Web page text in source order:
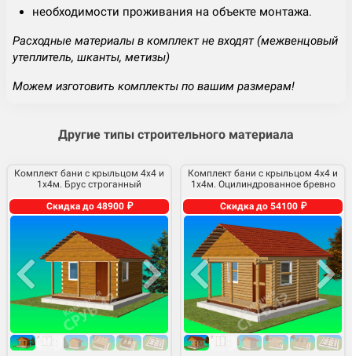
необходимости проживания на объекте монтажа.
Расходные материалы в комплект не входят (межвенцовый
утеплитель, шканты, метизы)
Можем изготовить комплекты по вашим размерам!
Другие типы строительного материала
Комплект бани с крыльцом 4х4 и
1х4м. Брус строганный
Скидка до 48900 ₽
Комплект бани с крыльцом 4х4 и
1х4м. Оцилиндрованное бревно
Скидка до 54100 ₽